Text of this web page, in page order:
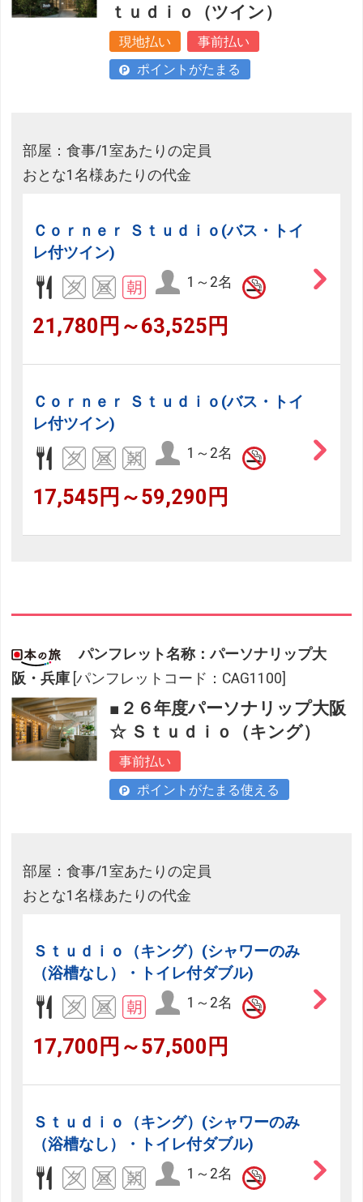
ｔｕｄｉｏ（ツイン）
現地払い
事前払い
ポイントがたまる
部屋：食事/1室あたりの定員
おとな1名様あたりの代金
Ｃｏｒｎｅｒ Ｓｔｕｄｉｏ(バス・トイ
レ付ツイン)
1～2名
21,780円～63,525円
Ｃｏｒｎｅｒ Ｓｔｕｄｉｏ(バス・トイ
レ付ツイン)
1～2名
17,545円～59,290円
パンフレット名称：パーソナリップ大
阪・兵庫 [パンフレットコード：CAG1100]
■２６年度パーソナリップ大阪
☆ Ｓｔｕｄｉｏ（キング）
事前払い
ポイントがたまる使える
部屋：食事/1室あたりの定員
おとな1名様あたりの代金
Ｓｔｕｄｉｏ（キング）(シャワーのみ
（浴槽なし）・トイレ付ダブル)
1～2名
17,700円～57,500円
Ｓｔｕｄｉｏ（キング）(シャワーのみ
（浴槽なし）・トイレ付ダブル)
1～2名